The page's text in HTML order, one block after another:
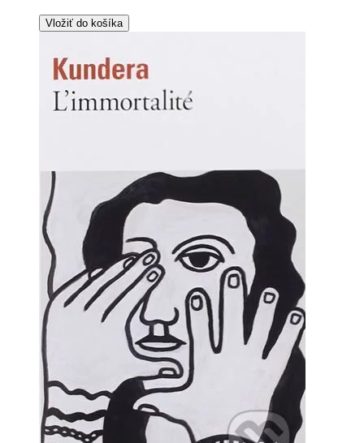
Vložiť do košíka